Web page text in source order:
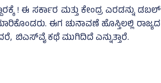
! ಈ ಸರ್ಕಾರ ಮತ್ತು ಕೇಂದ್ರ ಎರಡನ್ನು ಡಬಲ್
ಈಗ ಚುನಾವಣೆ ಹೊಸ್ತಿಲಲ್ಲಿ ರಾಜ್ಯದ
ಬಿಎಸ್‌ವೈ ಕಥೆ ಮುಗಿದಿದೆ ಎನ್ನುತ್ತಾರೆ.